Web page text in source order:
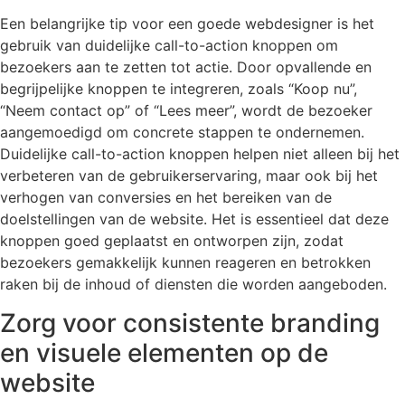
Een belangrijke tip voor een goede webdesigner is het
gebruik van duidelijke call-to-action knoppen om
bezoekers aan te zetten tot actie. Door opvallende en
begrijpelijke knoppen te integreren, zoals “Koop nu”,
“Neem contact op” of “Lees meer”, wordt de bezoeker
aangemoedigd om concrete stappen te ondernemen.
Duidelijke call-to-action knoppen helpen niet alleen bij het
verbeteren van de gebruikerservaring, maar ook bij het
verhogen van conversies en het bereiken van de
doelstellingen van de website. Het is essentieel dat deze
knoppen goed geplaatst en ontworpen zijn, zodat
bezoekers gemakkelijk kunnen reageren en betrokken
raken bij de inhoud of diensten die worden aangeboden.
Zorg voor consistente branding
en visuele elementen op de
website